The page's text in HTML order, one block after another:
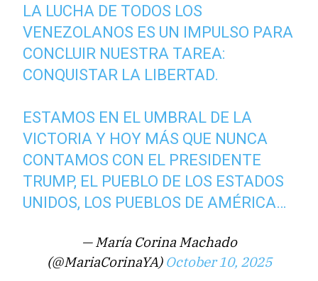
LA LUCHA DE TODOS LOS
VENEZOLANOS ES UN IMPULSO PARA
CONCLUIR NUESTRA TAREA:
CONQUISTAR LA LIBERTAD.
ESTAMOS EN EL UMBRAL DE LA
VICTORIA Y HOY MÁS QUE NUNCA
CONTAMOS CON EL PRESIDENTE
TRUMP, EL PUEBLO DE LOS ESTADOS
UNIDOS, LOS PUEBLOS DE AMÉRICA…
— María Corina Machado
(@MariaCorinaYA) October 10, 2025